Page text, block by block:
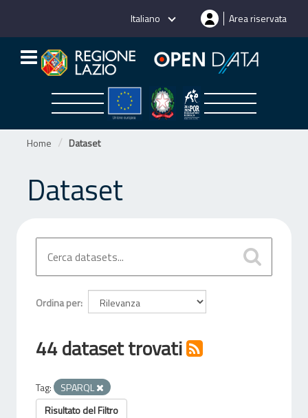
Italiano Area riservata
Home Dataset
Dataset
Ordina per
44 dataset trovati
Tag:
SPARQL
Risultato del Filtro